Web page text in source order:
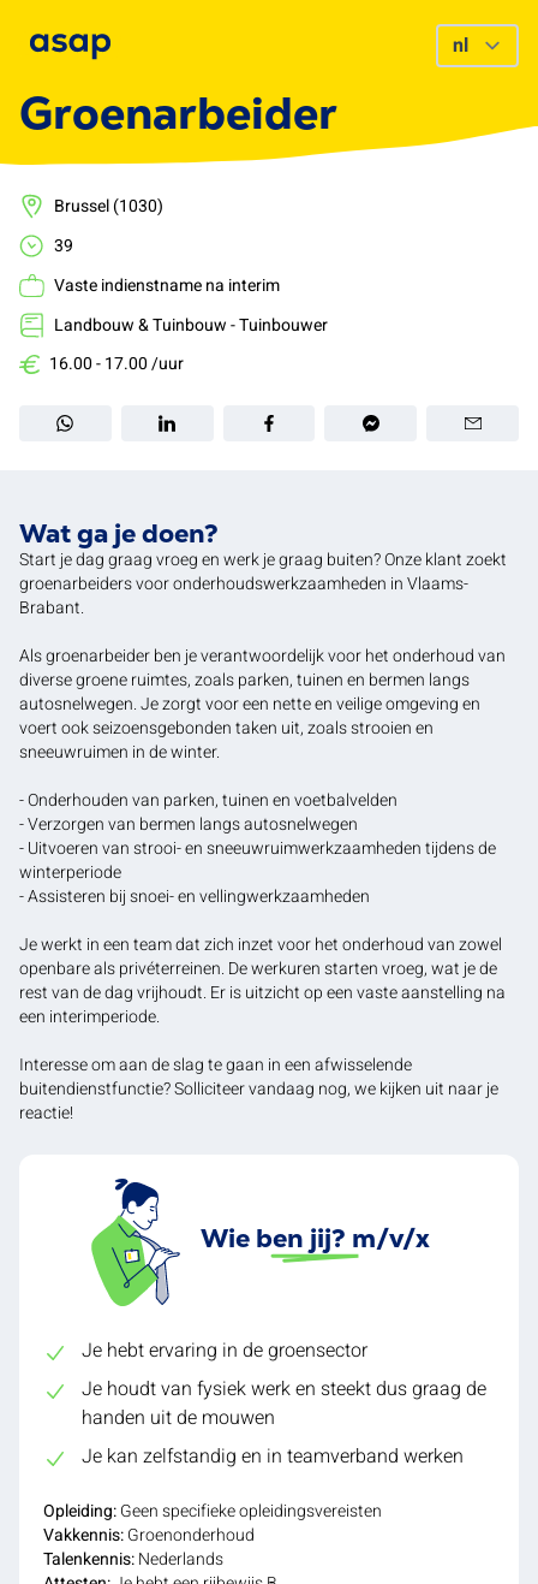
Groenarbeider
Brussel (1030)
39
Vaste indienstname na interim
Landbouw & Tuinbouw - Tuinbouwer
16.00 - 17.00 /uur
Wat ga je doen?
Start je dag graag vroeg en werk je graag buiten? Onze klant zoekt
groenarbeiders voor onderhoudswerkzaamheden in Vlaams-
Brabant.
Als groenarbeider ben je verantwoordelijk voor het onderhoud van
diverse groene ruimtes, zoals parken, tuinen en bermen langs
autosnelwegen. Je zorgt voor een nette en veilige omgeving en
voert ook seizoensgebonden taken uit, zoals strooien en
sneeuwruimen in de winter.
- Onderhouden van parken, tuinen en voetbalvelden
- Verzorgen van bermen langs autosnelwegen
- Uitvoeren van strooi- en sneeuwruimwerkzaamheden tijdens de
winterperiode
- Assisteren bij snoei- en vellingwerkzaamheden
Je werkt in een team dat zich inzet voor het onderhoud van zowel
openbare als privéterreinen. De werkuren starten vroeg, wat je de
rest van de dag vrijhoudt. Er is uitzicht op een vaste aanstelling na
een interimperiode.
Interesse om aan de slag te gaan in een afwisselende
buitendienstfunctie? Solliciteer vandaag nog, we kijken uit naar je
reactie!
Wie ben jij? m/v/x
Je hebt ervaring in de groensector
Je houdt van fysiek werk en steekt dus graag de
handen uit de mouwen
Je kan zelfstandig en in teamverband werken
Opleiding:Geen specifieke opleidingsvereisten
Vakkennis:Groenonderhoud
Talenkennis:Nederlands